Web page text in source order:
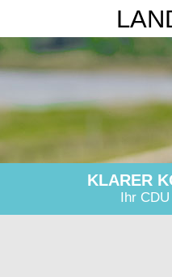
KLARER
Ihr